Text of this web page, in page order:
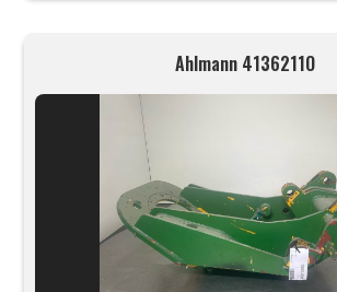
Ahlmann 4136211O